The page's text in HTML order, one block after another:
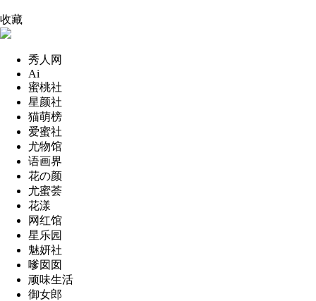
收藏
秀人网
Ai
蜜桃社
星颜社
猫萌榜
爱蜜社
尤物馆
语画界
花の颜
尤蜜荟
花漾
网红馆
星乐园
魅妍社
嗲囡囡
顽味生活
御女郎